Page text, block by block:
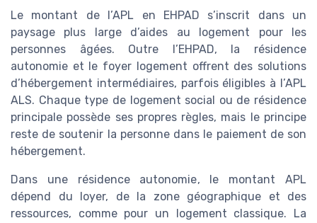
Le montant de l’APL en EHPAD s’inscrit dans un
paysage plus large d’aides au logement pour les
personnes âgées. Outre l’EHPAD, la résidence
autonomie et le foyer logement offrent des solutions
d’hébergement intermédiaires, parfois éligibles à l’APL
ALS. Chaque type de logement social ou de résidence
principale possède ses propres règles, mais le principe
reste de soutenir la personne dans le paiement de son
hébergement.
Dans une résidence autonomie, le montant APL
dépend du loyer, de la zone géographique et des
ressources, comme pour un logement classique. La